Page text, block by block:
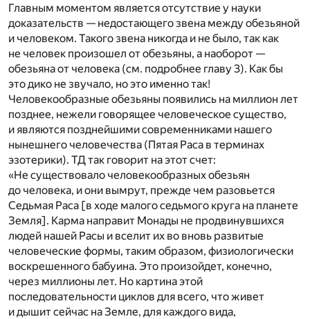
Главным моментом является отсутствие у науки
доказательств — недостающего звена между обезьяной
и человеком. Такого звена никогда и не было, так как
не человек произошел от обезьяны, а наоборот —
обезьяна от человека (см. подробнее главу 3). Как бы
это дико не звучало, но это именно так!
Человекообразные обезьяны появились на миллион лет
позднее, нежели говорящее человеческое существо,
и являются позднейшими современниками нашего
нынешнего человечества (Пятая Раса в терминах
эзотерики). ТД так говорит на этот счет:
«Не существовало человекообразных обезьян
до человека, и они вымрут, прежде чем разовьется
Седьмая Раса [в ходе малого седьмого круга на планете
Земля]. Карма направит Монады не продвинувшихся
людей нашей Расы и вселит их во вновь развитые
человеческие формы, таким образом, физиологически
воскрешенного бабуина. Это произойдет, конечно,
через миллионы лет. Но картина этой
последовательности циклов для всего, что живет
и дышит сейчас на Земле, для каждого вида,